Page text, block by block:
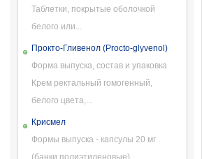
Таблетки, покрытые оболочкой
белого или...
Прокто-Гливенол (Procto-glyvenol)
Форма выпуска, состав и упаковка
Крем ректальный гомогенный,
белого цвета,...
Крисмел
Формы выпуска - капсулы 20 мг
(банки полиэтиленовые)